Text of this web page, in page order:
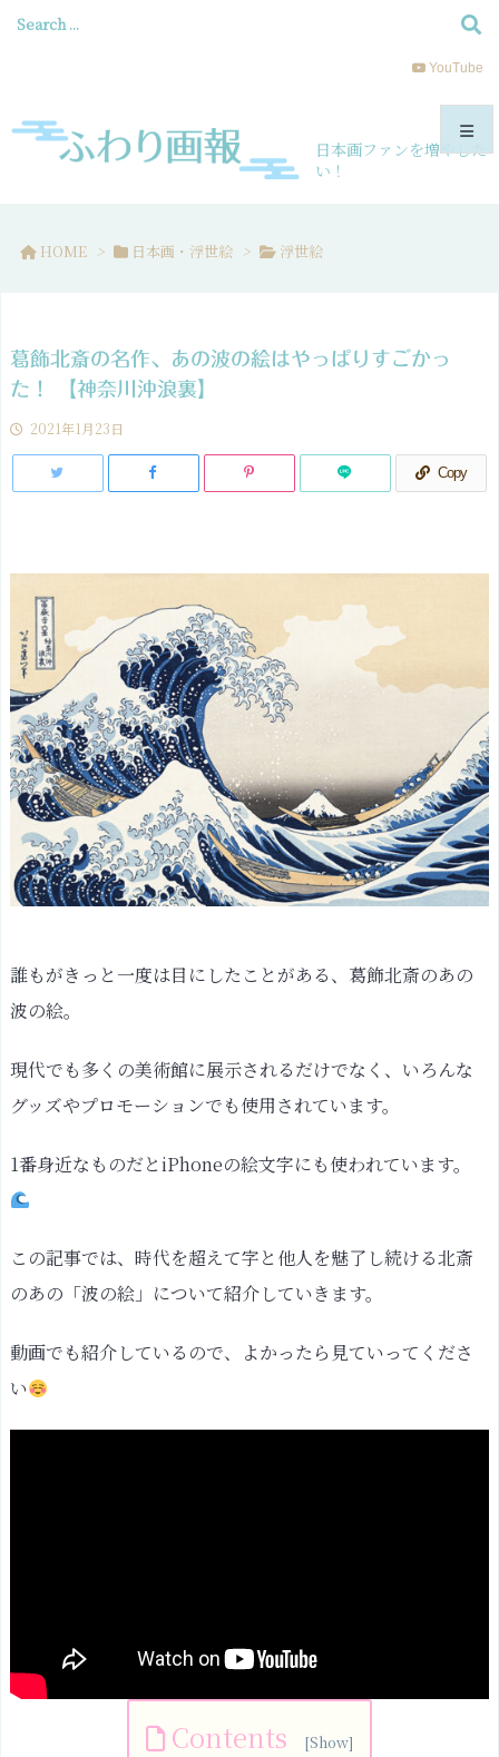
日本画ファンを増やした
い！
YouTube
HOME > 日本画・浮世絵 > 浮世絵
葛飾北斎の名作、あの波の絵はやっぱりすごかっ
た！ 【神奈川沖浪裏】
2021年1月23日
Copy
誰もがきっと一度は目にしたことがある、葛飾北斎のあの
波の絵。
現代でも多くの美術館に展示されるだけでなく、いろんな
グッズやプロモーションでも使用されています。
1番身近なものだとiPhoneの絵文字にも使われています。
この記事では、時代を超えて字と他人を魅了し続ける北斎
のあの「波の絵」について紹介していきます。
動画でも紹介しているので、よかったら見ていってくださ
い
Contents